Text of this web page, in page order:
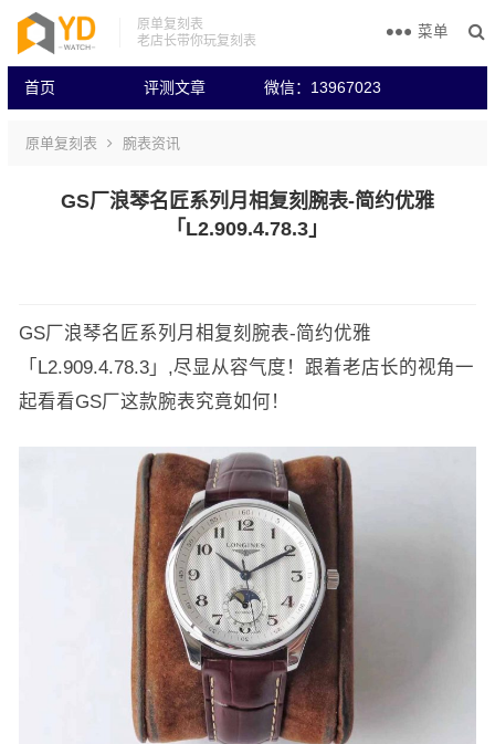
原单复刻表
老店长带你玩复刻表
首页 评测文章 微信：13967023
菜单
原单复刻表 腕表资讯
GS厂浪琴名匠系列月相复刻腕表-简约优雅
「L2.909.4.78.3」
GS厂浪琴名匠系列月相复刻腕表-简约优雅
「L2.909.4.78.3」,尽显从容气度！跟着老店长的视角一
起看看GS厂这款腕表究竟如何！